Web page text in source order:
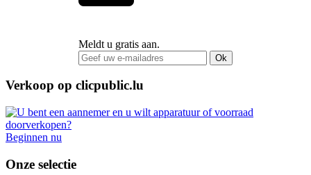
Meldt u gratis aan.
Ok
Verkoop op clicpublic.lu
Beginnen nu
Onze selectie